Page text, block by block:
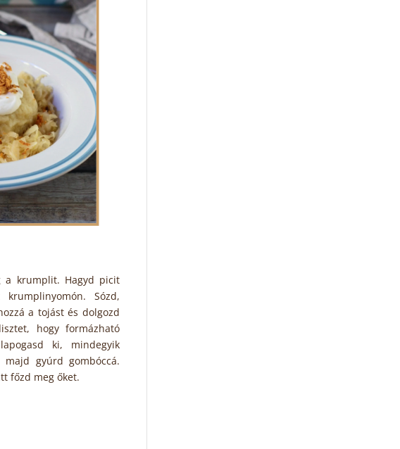
krumplit. Hagyd picit
Sózd,
a tojást és dolgozd
hogy formázható
ki, mindegyik
gyúrd gombóccá.
főzd meg őket.